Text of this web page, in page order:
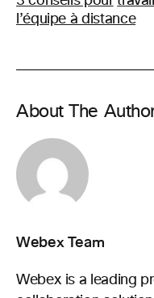
l’équipe à distance
About The
Webex Team
Webex is a leading